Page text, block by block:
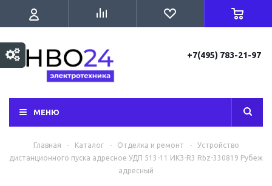
+7(495) 783-21-97
МЕНЮ
Главная - Каталог - Отделка и ремонт -
Устройство
дистанционного пуска адресное УДП 513-11 ИКЗ-R3 Rbz-330819 Рубеж
адресный